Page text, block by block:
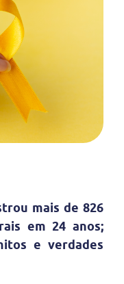
mais de 826
em 24 anos;
e verdades